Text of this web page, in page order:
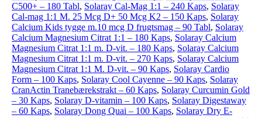
C500+ – 180 Tabl, Solaray Cal-Mag 1:1 – 240 Kaps, Solaray
Cal-mag 1:1 M. 25 Mcg D+ 50 Mcg K2 – 150 Kaps, Solaray
Calcium Kids tygge m.10 mcg D frugtsmag – 90 Tabl, Solaray
Calcium Magnesium Citrat 1:1 – 180 Kaps, Solaray Calcium
Magnesium Citrat 1:1 m. D-vit. – 180 Kaps, Solaray Calcium
Magnesium Citrat 1:1 m. D-vit. – 270 Kaps, Solaray Calcium
Magnesium Citrat 1:1 M. D-vit. – 90 Kaps, Solaray Cardio
Form – 100 Kaps, Solaray Cool Cayenne – 90 Kaps, Solaray
CranActin Tranebærekstrakt – 60 Kaps, Solaray Curcumin Gold
– 30 Kaps, Solaray D-vitamin – 100 Kaps, Solaray Digestaway
– 60 Kaps, Solaray Dong Quai – 100 Kaps, Solaray Dry E-